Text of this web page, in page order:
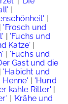
|
|
| 'Frosch und
| 'Fuchs und
Katze' |
| 'Fuchs und
Gast und die
| 'Habicht und
Henne' | 'Hund
kahle Ritter' |
| 'Krähe und